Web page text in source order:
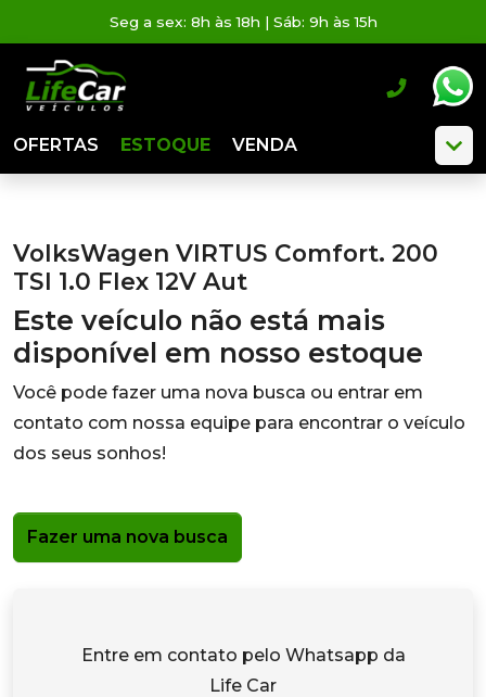
Seg a sex: 8h às 18h | Sáb: 9h às 15h
OFERTAS ESTOQUE VENDA
VolksWagen VIRTUS Comfort. 200
TSI 1.0 Flex 12V Aut
Este veículo não está mais
disponível em nosso estoque
Você pode fazer uma nova busca ou entrar em
contato com nossa equipe para encontrar o veículo
dos seus sonhos!
Fazer uma nova busca
Entre em contato pelo Whatsapp da
Life Car